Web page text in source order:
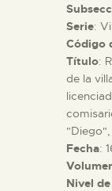
█
EL
Serie:
Código
Título:
de la
Fecha:
Nivel